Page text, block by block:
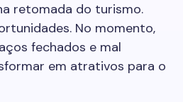
retomada do turismo.
No momento,
fechados e mal
em atrativos para o